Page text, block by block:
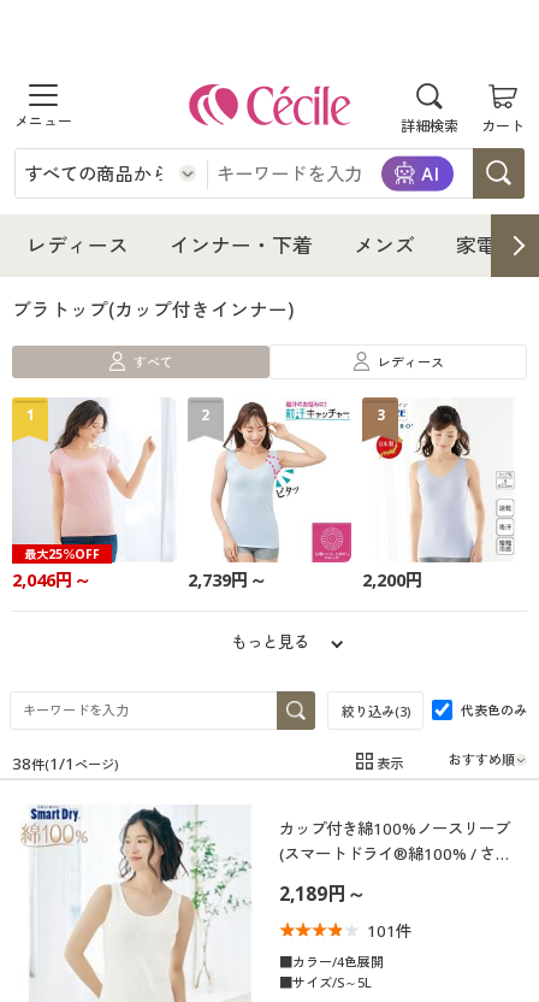
詳細検索 カート
商品を探す
レディース
レディースファッション
インナー・下着
インナー・下着通販すべて
メンズ下着
ジュニア・ティーンズ下着
メンズ
メンズ通販すべて
メンズファッション
メンズ下着
家電・雑貨
家電・雑貨すべて
家電
キッチン・雑貨・日用品
寝具・インテリア・家具
寝具・インテリア・家具通販すべて
家具・収納
カーテン・ラグ・ファブリック
美容・健康
美容・健康通販すべて
美容・健康・サプリメント
制服・スクール
制服・学生服
ジュニア・ティーンズ下着
大きいサイズ通販すべて
大きいサイズ レディース服
大きいサイズ レディース下着
大きいサイズ メンズ
大きいサイズ 事務・制服
バーゲン
バーゲンセール
シークレットセール
詳細検索
商品カテゴリ一覧
カタログ
カタログ・チラシからのご注文
レディース インナー・下着 メンズ 家電・
ブラトップ(カップ付きインナー)
すべて レディース
1
最大25％OFF
2,046円～
2
2,739円～
3
2,200円
もっと見る
絞り込み(3) 代表色のみ
在庫 在庫のある商品のみ表示
カテゴリ
38件(1/1 ページ) 表示
カップ付き綿100%ノースリーブ
(スマートドライ®綿100% / さら
2,189円～
101件
■カラー/4色展開
■サイズ/S～5L